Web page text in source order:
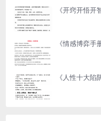
《开窍开悟开
《情感博弈手
《人性十大陷